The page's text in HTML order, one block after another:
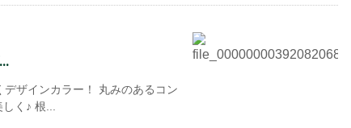
ザインカラー！ 丸みのあるコン
く♪ 根...